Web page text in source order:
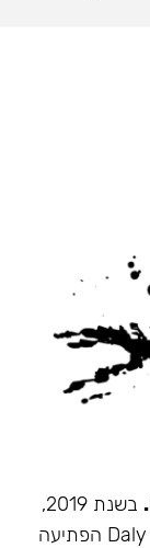
בשנת 2019,
זו הייתה תערובת התה הראשונה שהובאה מרוסיה לישראל. Daly Code הפתיעה